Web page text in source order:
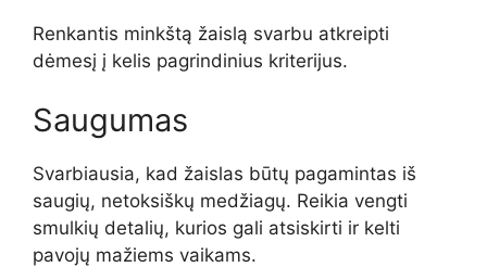
Renkantis minkštą žaislą svarbu atkreipti
dėmesį į kelis pagrindinius kriterijus.
Saugumas
Svarbiausia, kad žaislas būtų pagamintas iš
saugių, netoksiškų medžiagų. Reikia vengti
smulkių detalių, kurios gali atsiskirti ir kelti
pavojų mažiems vaikams.